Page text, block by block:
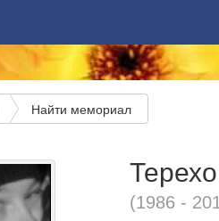
Найти мемориал
(1986 -